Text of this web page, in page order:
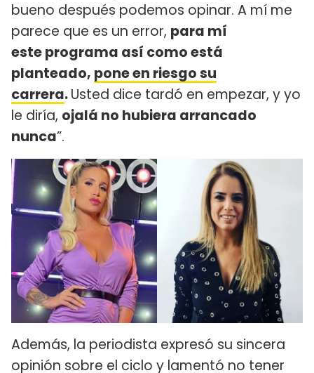
bueno después podemos opinar. A mí me
parece que es un error, para mí
este programa así como está
planteado, pone en riesgo su
carrera.Usted dice tardó en empezar, y yo
le diría, ojalá no hubiera arrancado
nunca”.
Además, la periodista expresó su sincera
opinión sobre el ciclo y lamentó no tener